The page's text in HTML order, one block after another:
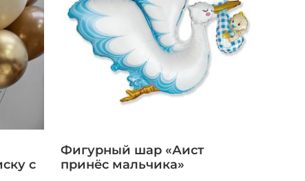
с
Фигурный шар «Аист
принёс мальчика»